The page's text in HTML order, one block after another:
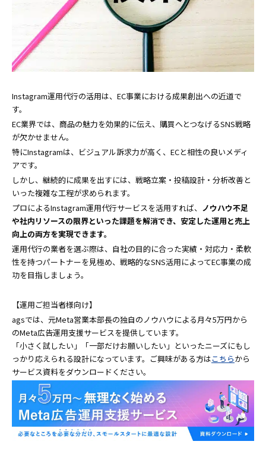
Instagram運用代行の活用は、EC事業における成果創出への近道で
す。
EC業界では、商品の魅力を効果的に伝え、購買へとつなげるSNS戦略
が欠かせません。
特にInstagramは、ビジュアル訴求力が高く、ECと相性の良いメディ
アです。
しかし、継続的に成果を出すには、戦略立案・投稿設計・分析改善と
いった複雑な工程が求められます。
プロによるInstagram運用代行サービスを活用すれば、 ノウハウ不足
や社内リソースの限界といった課題を解消でき、安定した運用と売上
向上の両方を実現できます。
運用代行の業者を選ぶ際は、自社の目的に合った実績・対応力・柔軟
性を持つパートナーを見極め、戦略的なSNS活用によってEC事業の成
功を目指しましょう。
【運用ご担当者様向け】
agsでは、元Meta営業本部長の独自のノウハウによる月々5万円から
のMeta広告運用支援サービスを提供しています。
「小さく試したい」「一部だけお願いしたい」といったニーズにもし
っかり応えられる設計になっています。ご興味がある方はこちらから
サービス資料をダウンロードください。